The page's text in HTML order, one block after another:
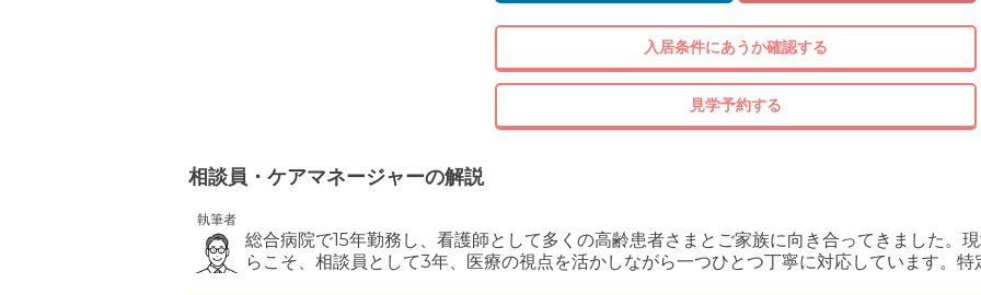
入居条件にあうか確認する
見学予約する
相談員・ケアマネージャーの解説
執筆者
総合病院で15年勤務し、看護師として多くの高齢患者さまとご家族に向き合ってきました。
らこそ、相談員として3年、医療の視点を活かしながら一つひとつ丁寧に対応しています。特